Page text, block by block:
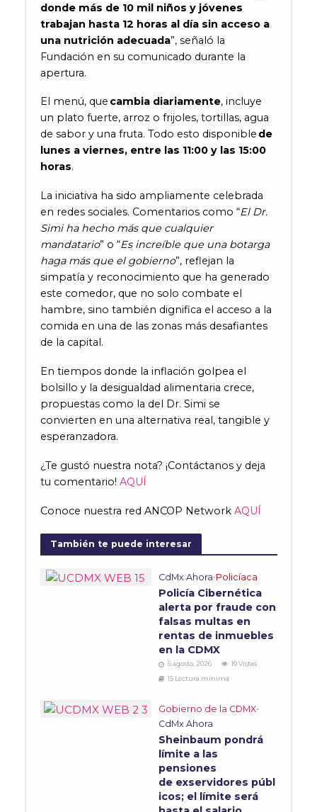
donde más de 10 mil niños y jóvenes
trabajan hasta 12 horas al día sin acceso a
una nutrición adecuada”, señaló la
Fundación en su comunicado durante la
apertura.
El menú, que cambia diariamente, incluye
un plato fuerte, arroz o frijoles, tortillas, agua
de sabor y una fruta. Todo esto disponible de
lunes a viernes, entre las 11:00 y las 15:00
horas.
La iniciativa ha sido ampliamente celebrada
en redes sociales. Comentarios como “El Dr.
Simi ha hecho más que cualquier
mandatario” o “Es increíble que una botarga
haga más que el gobierno”, reflejan la
simpatía y reconocimiento que ha generado
este comedor, que no solo combate el
hambre, sino también dignifica el acceso a la
comida en una de las zonas más desafiantes
de la capital.
En tiempos donde la inflación golpea el
bolsillo y la desigualdad alimentaria crece,
propuestas como la del Dr. Simi se
convierten en una alternativa real, tangible y
esperanzadora.
¿Te gustó nuestra nota? ¡Contáctanos y deja
tu comentario! AQUÍ
Conoce nuestra red ANCOP Network AQUÍ
También te puede interesar
CdMx Ahora•Policíaca
Policía Cibernética
alerta por fraude con
falsas multas en
rentas de inmuebles
en la CDMX
6 agosto, 2026
19 Vistas
15 Lectura mínima
Gobierno de la CDMX•
CdMx Ahora
Sheinbaum pondrá
límite a las
pensiones
de exservidores públ
icos; el límite será